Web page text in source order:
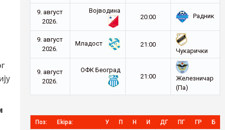
9. август
2026.
Војводина
20:00
Радник
9. август
2026.
Младост
21:00
Чукарички
9. август
2026.
ОФК Београд
21:00
Железничар
(Па)
Поз: Ekipa: У П Н И ДГ ПГ ГР Б